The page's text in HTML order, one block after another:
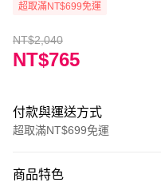
超取滿NT$699免運
NT$2,040
NT$765
付款與運送方式
超取滿NT$699免運
信用卡一次付款
商品特色